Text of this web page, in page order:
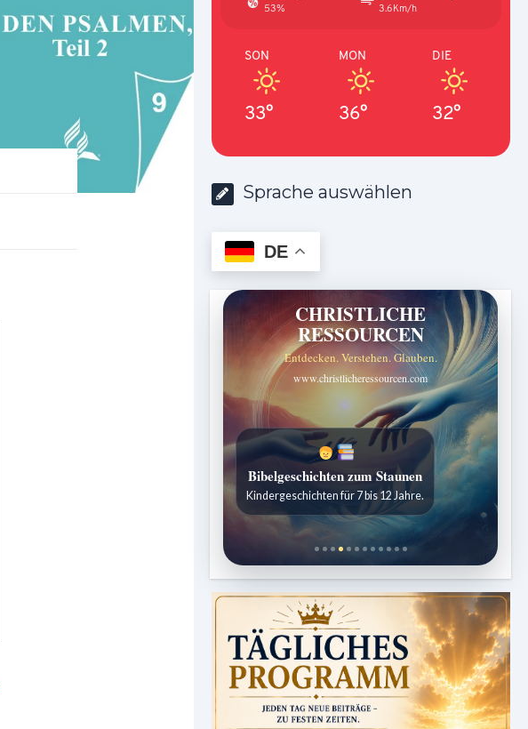
53%
3.6Km/h
SON
33°
MON
36°
DIE
32°
Sprache auswählen
DE
CHRISTLICHE
RESSOURCEN
Entdecken. Verstehen. Glauben.
www.christlicheressourcen.com
Bibelgeschichten zum Staunen
Kindergeschichten für 7 bis 12 Jahre.